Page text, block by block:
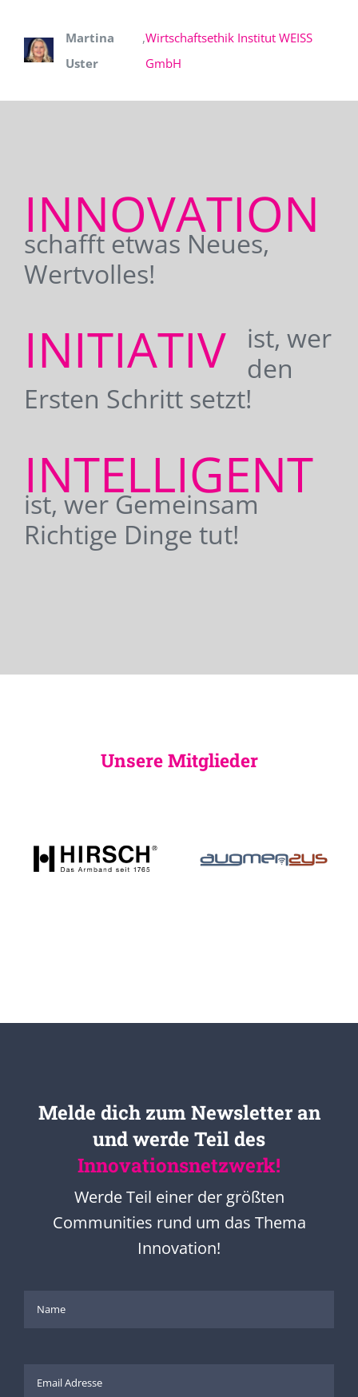
Martina
Uster
,Wirtschaftsethik Institut WEISS
GmbH
INNOVATION
schafft etwas Neues,
Wertvolles!
INITIATIV
ist, wer
den
Ersten Schritt setzt!
INTELLIGENT
ist, wer Gemeinsam
Richtige Dinge tut!
Unsere Mitglieder
Melde dich zum Newsletter an
und werde Teil des
Innovationsnetzwerk!
Werde Teil einer der größten
Communities rund um das Thema
Innovation!